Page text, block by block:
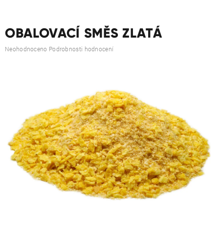
OBALOVACÍ SMĚS ZLATÁ
Průměrné
Neohodnoceno Podrobnosti hodnocení